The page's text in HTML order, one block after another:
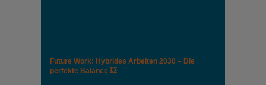
Future Work: Hybrides Arbeiten 2030 – Die
perfekte Balance 💥